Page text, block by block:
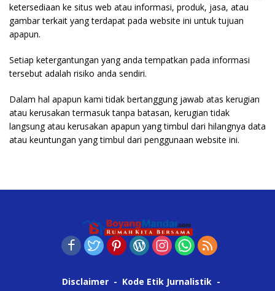
ketersediaan ke situs web atau informasi, produk, jasa, atau
gambar terkait yang terdapat pada website ini untuk tujuan
apapun.
Setiap ketergantungan yang anda tempatkan pada informasi
tersebut adalah risiko anda sendiri.
Dalam hal apapun kami tidak bertanggung jawab atas kerugian
atau kerusakan termasuk tanpa batasan, kerugian tidak
langsung atau kerusakan apapun yang timbul dari hilangnya data
atau keuntungan yang timbul dari penggunaan website ini.
Disclaimer
Kode Etik Jurnalistik